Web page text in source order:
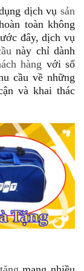
dịch vụ sản
toàn không
đây, dịch vụ
này chỉ dành
hàng với số
cầu về những
và khai thác